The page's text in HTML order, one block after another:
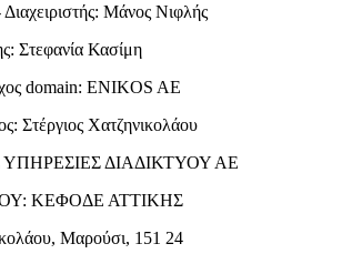
Μάνος Νιφλής
Στεφανία Κασίμη
domain: ENIKOS AE
Στέργιος Χατζηνικολάου
ΔΙΑΔΙΚΤΥΟΥ ΑΕ
ΚΕΦΟΔΕ ΑΤΤΙΚΗΣ
Μαρούσι, 151 24